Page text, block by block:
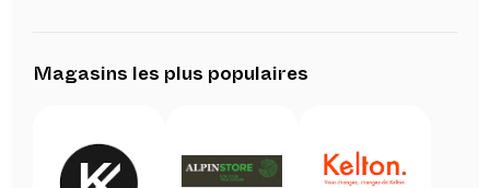
Magasins les plus populaires